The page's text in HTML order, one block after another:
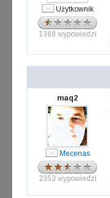
Użytkownik
1388 wypowiedzi
maq2
Mecenas
2353 wypowiedzi